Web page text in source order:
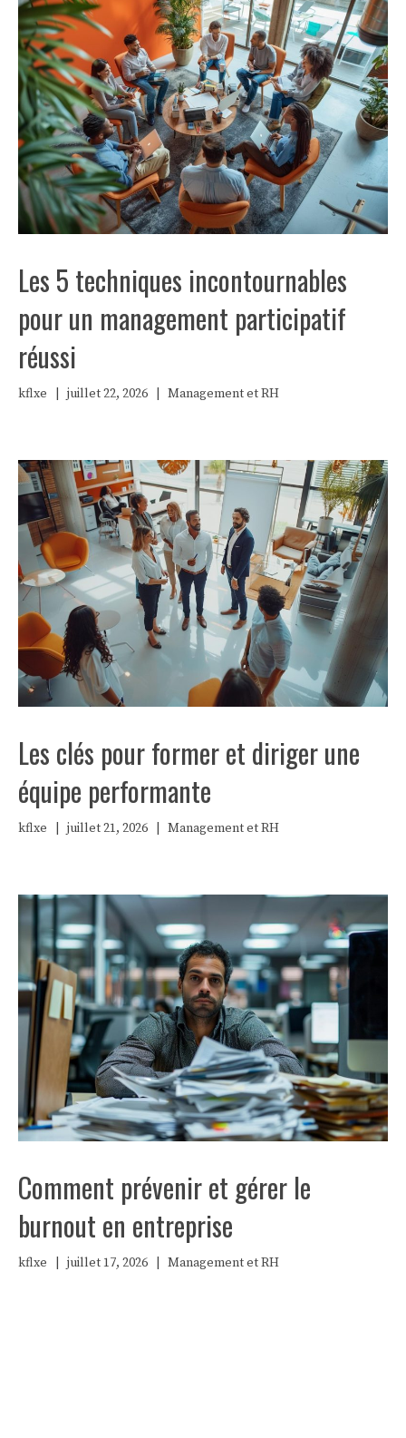
Les 5 techniques incontournables
pour un management participatif
réussi
kflxe juillet 22, 2026 Management et RH
Les clés pour former et diriger une
équipe performante
kflxe juillet 21, 2026 Management et RH
Comment prévenir et gérer le
burnout en entreprise
kflxe juillet 17, 2026 Management et RH